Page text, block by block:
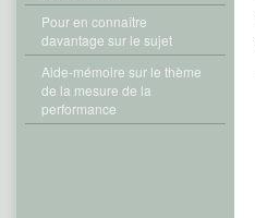
Pour en connaître
davantage sur le sujet
Aide-mémoire sur le thème
de la mesure de la
performance